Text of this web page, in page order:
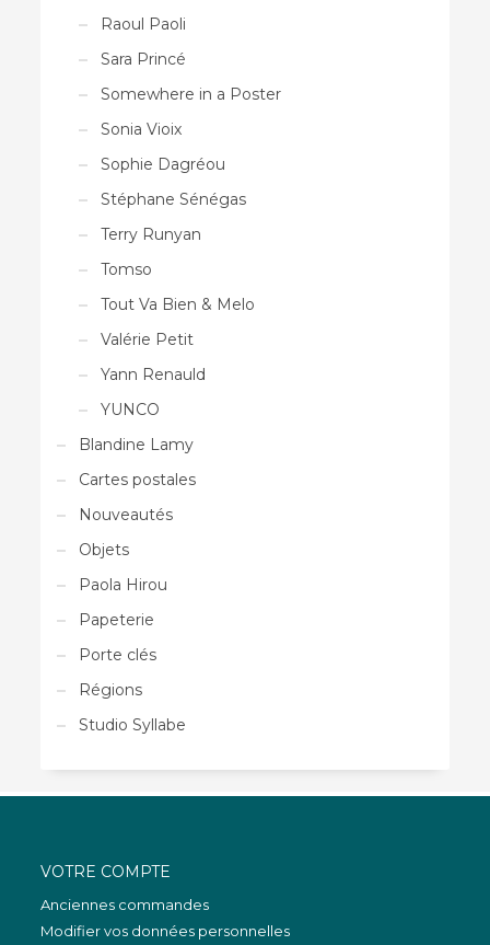
Raoul Paoli
Sara Princé
Somewhere in a Poster
Sonia Vioix
Sophie Dagréou
Stéphane Sénégas
Terry Runyan
Tomso
Tout Va Bien & Melo
Valérie Petit
Yann Renauld
YUNCO
Blandine Lamy
Cartes postales
Nouveautés
Objets
Paola Hirou
Papeterie
Porte clés
Régions
Studio Syllabe
VOTRE COMPTE
Anciennes commandes
Modifier vos données personnelles